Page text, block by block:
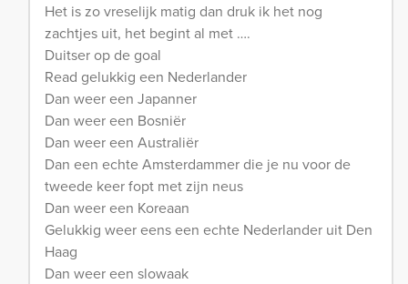
Het is zo vreselijk matig dan druk ik het nog
zachtjes uit, het begint al met ….
Duitser op de goal
Read gelukkig een Nederlander
Dan weer een Japanner
Dan weer een Bosniër
Dan weer een Australiër
Dan een echte Amsterdammer die je nu voor de
tweede keer fopt met zijn neus
Dan weer een Koreaan
Gelukkig weer eens een echte Nederlander uit Den
Haag
Dan weer een slowaak